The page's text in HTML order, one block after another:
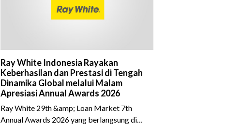
Ray White Indonesia Rayakan
Keberhasilan dan Prestasi di Tengah
Dinamika Global melalui Malam
Apresiasi Annual Awards 2026
Ray White 29th &amp; Loan Market 7th
Annual Awards 2026 yang berlangsung di